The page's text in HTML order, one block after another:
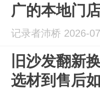
广的本地门
记录者沛桥 2026-
旧沙发翻新
选材到售后